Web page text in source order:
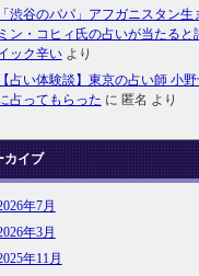
渋谷のパパ」アフガニスタン生
ン・コヒィ氏の占いが当たると
ック辛いより
占い体験談】東京の占い師 小
占ってもらった に 匿名 より
カイブ
年7月
年3月
年11月